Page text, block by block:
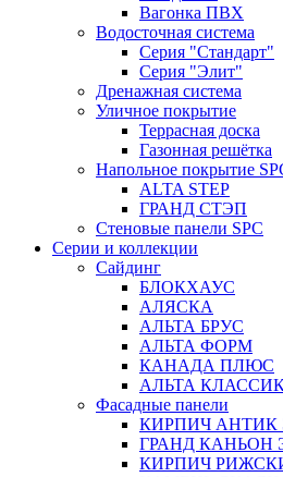
Вагонка ПВХ
Водосточная система
Серия "Стандарт"
Серия "Элит"
Дренажная система
Уличное покрытие
Террасная доска
Газонная решётка
Напольное покрытие
ALTA STEP
ГРАНД СТЭП
Стеновые панели SPC
Серии и коллекции
Сайдинг
БЛОКХАУС
АЛЯСКА
АЛЬТА БРУС
АЛЬТА ФОРМ
КАНАДА ПЛЮС
АЛЬТА
Фасадные панели
КИРПИЧ АНТИК
ГРАНД КАНЬОН
КИРПИЧ